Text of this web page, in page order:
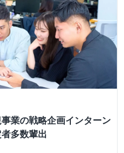
事業の戦略企画インターン
多数輩出